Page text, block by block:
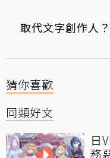
取代文字創作人
猜你喜歡
同類好文
日
務